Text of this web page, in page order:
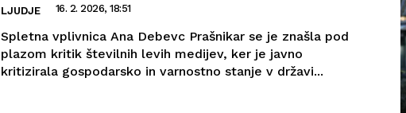
LJUDJE 16. 2. 2026, 18:51
Spletna vplivnica Ana Debevc Prašnikar se je znašla pod
plazom kritik številnih levih medijev, ker je javno
kritizirala gospodarsko in varnostno stanje v državi...